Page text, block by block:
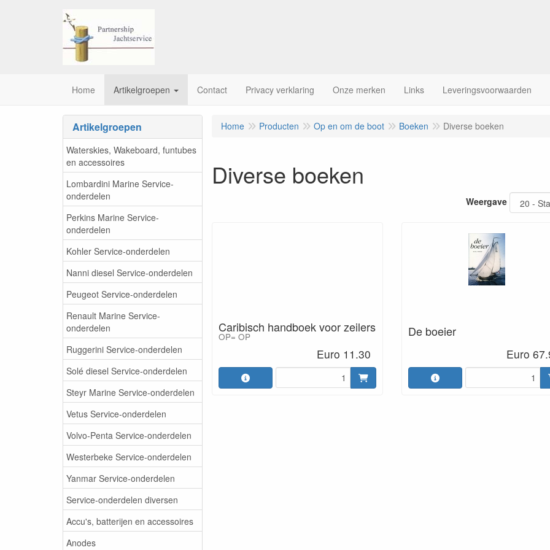
Home Artikelgroepen Contact Privacy verklaring Onze merken Links Leveringsvoorwaarden
Artikelgroepen
Waterskies, Wakeboard, funtubes
en accessoires
Lombardini Marine Service-
onderdelen
Perkins Marine Service-
onderdelen
Kohler Service-onderdelen
Nanni diesel Service-onderdelen
Peugeot Service-onderdelen
Renault Marine Service-
onderdelen
Ruggerini Service-onderdelen
Solé diesel Service-onderdelen
Steyr Marine Service-onderdelen
Vetus Service-onderdelen
Volvo-Penta Service-onderdelen
Westerbeke Service-onderdelen
Yanmar Service-onderdelen
Service-onderdelen diversen
Accu's, batterijen en accessoires
Anodes
Home Producten Op en om de boot Boeken Diverse boeken
Diverse boeken
Weergave
Caribisch handboek voor zeilers
OP= OP
Euro 11.30
De boeier
Euro